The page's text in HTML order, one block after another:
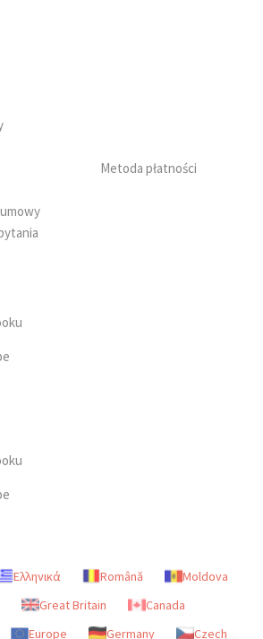
Metoda płatności
Ελληνικά Română
Moldova
Great Britain
Canada
Europe Germany Czech